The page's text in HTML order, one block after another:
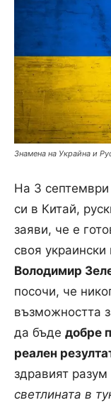
Знамена на Украйна и
На 3
си в Китай,
заяви, че е
своя
Володимир
посочи, че
възможността
да бъде добре
реален
здравият
светлината в